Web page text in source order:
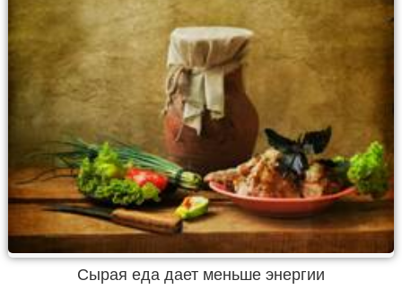
Сырая еда дает меньше энергии